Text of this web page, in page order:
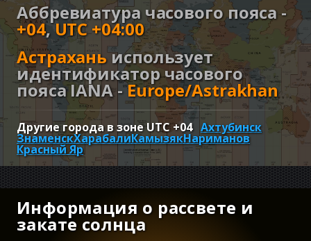
Аббревиатура часового пояса -
+04, UTC +04:00
Астраханьиспользует
идентификатор часового
пояса IANA -Europe/Astrakhan
Другие города в зоне UTC+04 Ахтубинск
ЗнаменскХарабалиКамызякНариманов
Красный Яр
Информация о рассвете и
закате солнца